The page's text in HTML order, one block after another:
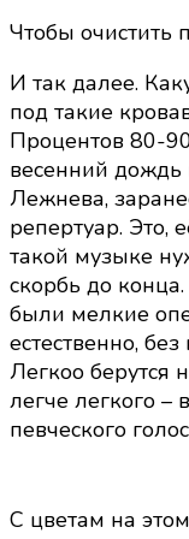
Чтобы очистить
И так далее.
под такие
Процентов 80-
весенний
Лежнева,
репертуар. Это,
такой музыке
скорбь до
были мелкие
естественно,
Легкоо берутся
легче легкого –
певческого
С цветам на